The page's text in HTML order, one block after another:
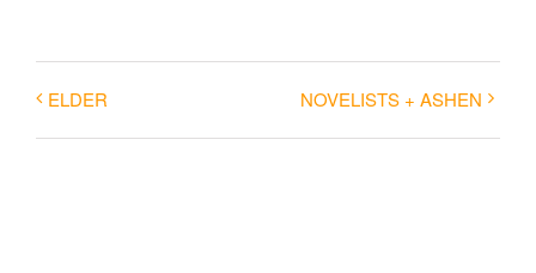
ELDER NOVELISTS + ASHEN